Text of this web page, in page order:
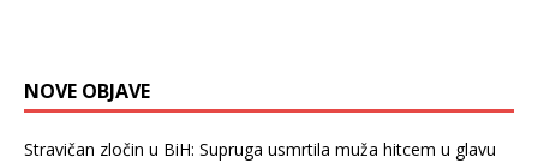
NOVE OBJAVE
Stravičan zločin u BiH: Supruga usmrtila muža hitcem u glavu